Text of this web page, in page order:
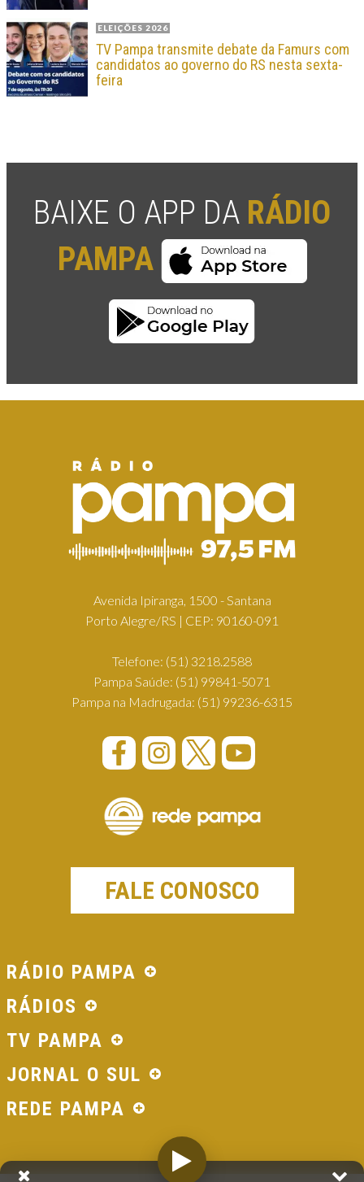
ELEIÇÕES 2026
TV Pampa transmite debate da Famurs com
candidatos ao governo do RS nesta sexta-
feira
BAIXE O APP DA RÁDIO
PAMPA
Avenida Ipiranga, 1500 - Santana
Porto Alegre/RS | CEP: 90160-091
Telefone: (51) 3218.2588
Pampa Saúde: (51) 99841-5071
Pampa na Madrugada: (51) 99236-6315
FALE CONOSCO
RÁDIO PAMPA
RÁDIOS
TV PAMPA
JORNAL O SUL
REDE PAMPA